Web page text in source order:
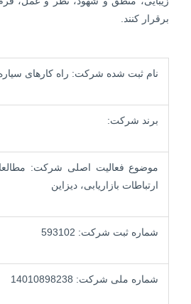
برقرار کنند.
نام ثبت شده شرکت: راه کارهای
برند شرکت:
موضوع فعالیت اصلی شرکت: مطالعات
ارتباطات بازاریابی، دیزاین
شماره ثبت شرکت: 593102
شماره ملی شرکت: 14010898238